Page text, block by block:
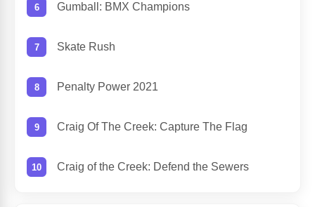
Gumball: BMX Champions
Skate Rush
Penalty Power 2021
Craig Of The Creek: Capture The Flag
Craig of the Creek: Defend the Sewers